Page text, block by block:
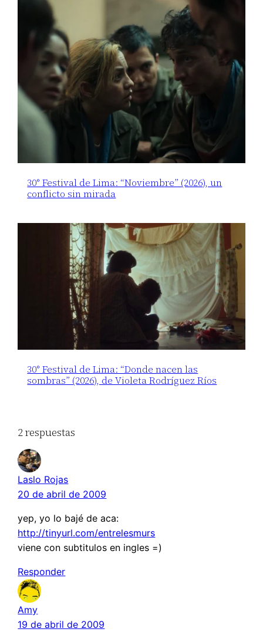
30° Festival de Lima: “Noviembre” (2026), un
conflicto sin mirada
30° Festival de Lima: “Donde nacen las
sombras” (2026), de Violeta Rodríguez Ríos
2 respuestas
Laslo Rojas
20 de abril de 2009
yep, yo lo bajé de aca:
http://tinyurl.com/entrelesmurs
viene con subtitulos en ingles =)
Responder
Amy
19 de abril de 2009